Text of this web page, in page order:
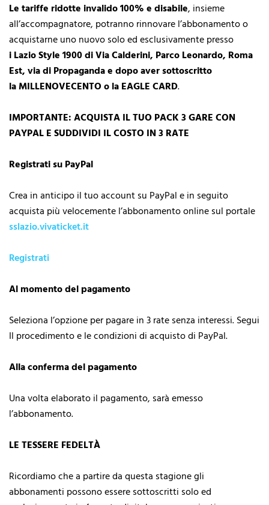
Le tariffe ridotte invalido 100% e disabile, insieme
all’accompagnatore, potranno rinnovare l’abbonamento o
acquistarne uno nuovo solo ed esclusivamente presso
i Lazio Style 1900 di Via Calderini, Parco Leonardo, Roma
Est, via di Propaganda e dopo aver sottoscritto
la MILLENOVECENTO o la EAGLE CARD.
IMPORTANTE: ACQUISTA IL TUO PACK 3 GARE CON
PAYPAL E SUDDIVIDI IL COSTO IN 3 RATE
Registrati su PayPal
Crea in anticipo il tuo account su PayPal e in seguito
acquista più velocemente l’abbonamento online sul portale
sslazio.vivaticket.it
Registrati
Al momento del pagamento
Seleziona l’opzione per pagare in 3 rate senza interessi. Segui
Il procedimento e le condizioni di acquisto di PayPal.
Alla conferma del pagamento
Una volta elaborato il pagamento, sarà emesso
l’abbonamento.
LE TESSERE FEDELTÀ
Ricordiamo che a partire da questa stagione gli
abbonamenti possono essere sottoscritti solo ed